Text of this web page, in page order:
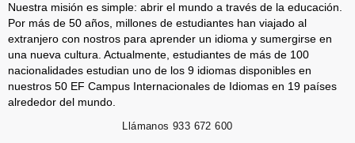
Nuestra misión es simple: abrir el mundo a través de la educación.
Por más de 50 años, millones de estudiantes han viajado al
extranjero con nostros para aprender un idioma y sumergirse en
una nueva cultura. Actualmente, estudiantes de más de 100
nacionalidades estudian uno de los 9 idiomas disponibles en
nuestros 50 EF Campus Internacionales de Idiomas en 19 países
alrededor del mundo.
Llámanos 933 672 600